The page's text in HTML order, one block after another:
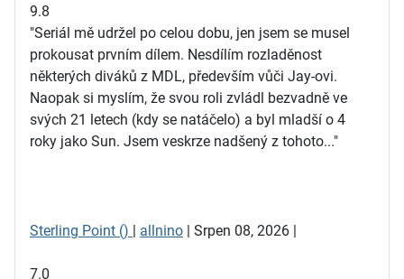
9.8
"Seriál mě udržel po celou dobu, jen jsem se musel
prokousat prvním dílem. Nesdílím rozladěnost
některých diváků z MDL, především vůči Jay-ovi.
Naopak si myslím, že svou roli zvládl bezvadně ve
svých 21 letech (kdy se natáčelo) a byl mladší o 4
roky jako Sun. Jsem veskrze nadšený z tohoto..."
Sterling Point () | allnino | Srpen 08, 2026 |
7.0